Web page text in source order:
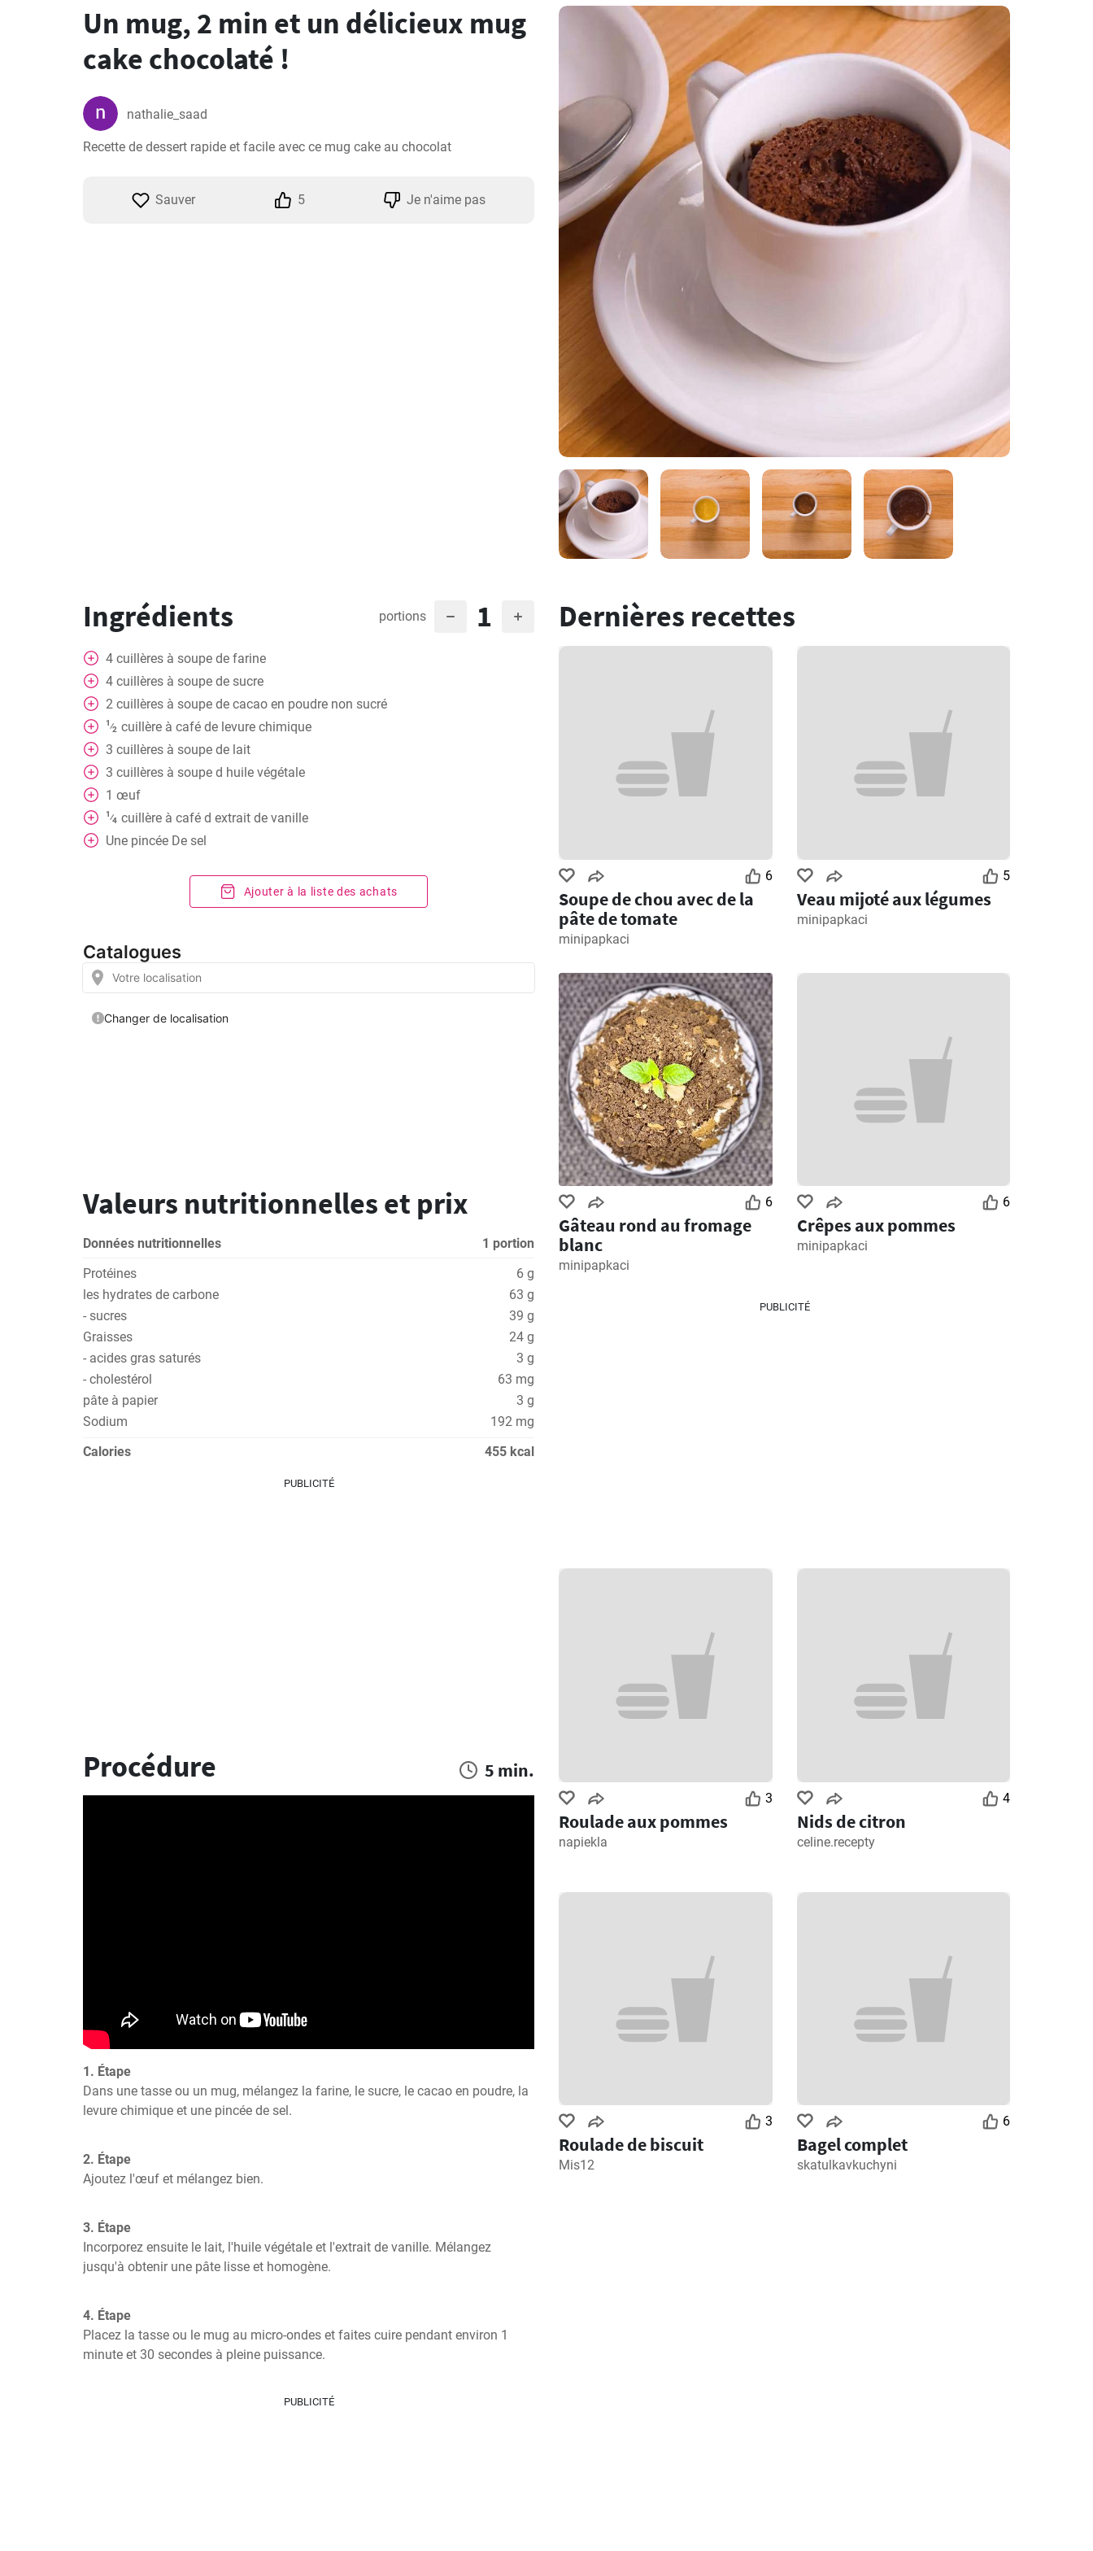
Un mug, 2 min et un délicieux mug
cake chocolaté !
nathalie_saad
Recette de dessert rapide et facile avec ce mug cake au chocolat
Sauver 5 Je n'aime pas
Ingrédients portions 1
4 cuillères à soupe de farine
4 cuillères à soupe de sucre
2 cuillères à soupe de cacao en poudre non sucré
1⁄2 cuillère à café de levure chimique
3 cuillères à soupe de lait
3 cuillères à soupe d huile végétale
1 œuf
1⁄4 cuillère à café d extrait de vanille
Une pincée De sel
Ajouter à la liste des achats
Valeurs nutritionnelles et prix
Données nutritionnelles
1 portion
Protéines
6 g
les hydrates de carbone
63 g
- sucres
39 g
Graisses
24 g
- acides gras saturés
3 g
- cholestérol
63 mg
pâte à papier
3 g
Sodium
192 mg
Calories
455 kcal
PUBLICITÉ
Procédure 5 min.
1. Étape
Dans une tasse ou un mug, mélangez la farine, le sucre, le cacao en poudre, la
levure chimique et une pincée de sel.
2. Étape
Ajoutez l'œuf et mélangez bien.
3. Étape
Incorporez ensuite le lait, l'huile végétale et l'extrait de vanille. Mélangez
jusqu'à obtenir une pâte lisse et homogène.
4. Étape
Placez la tasse ou le mug au micro-ondes et faites cuire pendant environ 1
minute et 30 secondes à pleine puissance.
PUBLICITÉ
Dernières recettes
6
Soupe de chou avec de la
pâte de tomate
minipapkaci
5
Veau mijoté aux légumes
minipapkaci
6
Gâteau rond au fromage
blanc
minipapkaci
6
Crêpes aux pommes
minipapkaci
PUBLICITÉ
3
Roulade aux pommes
napiekla
4
Nids de citron
celine.recepty
3
Roulade de biscuit
Mis12
6
Bagel complet
skatulkavkuchyni